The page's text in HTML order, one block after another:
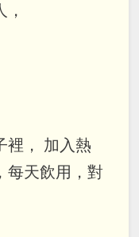
裡， 加入熱
每天飲用，對